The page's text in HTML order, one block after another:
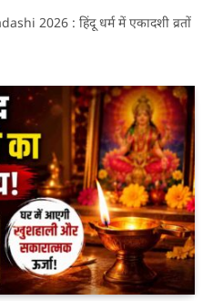
2026 : हिंदू धर्म में एकादशी व्रतों